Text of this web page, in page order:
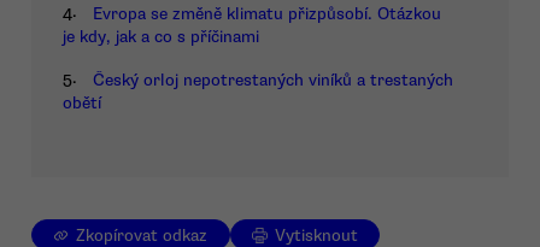
4.
Evropa se změně klimatu přizpůsobí. Otázkou
je kdy, jak a co s příčinami
5.
Český orloj nepotrestaných viníků a trestaných
obětí
Zkopírovat odkaz Vytisknout